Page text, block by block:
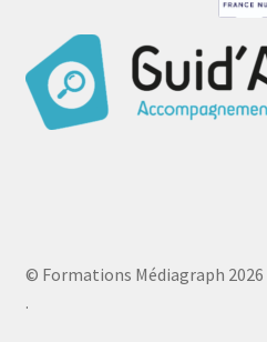
© Formations Médiagraph 2026
.